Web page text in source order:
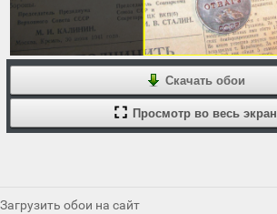
Скачать обои
Просмотр во весь экран
Загрузить обои на сайт